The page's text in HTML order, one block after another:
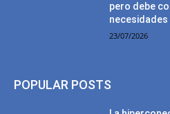
pero debe
23/07/2026
POPULAR POSTS